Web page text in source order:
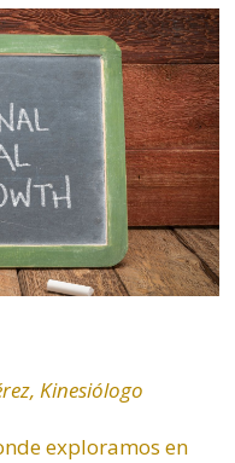
Kinesiólogo
exploramos en